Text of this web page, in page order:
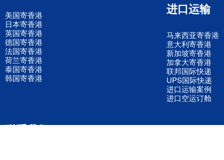
美国寄香港
日本寄香港
英国寄香港
德国寄香港
法国寄香港
荷兰寄香港
泰国寄香港
韩国寄香港
进口运输
马来西亚寄香港
意大利寄香港
新加坡寄香港
加拿大寄香港
联邦国际快递
UPS国际快递
进口运输案例
进口空运订舱
联系我们